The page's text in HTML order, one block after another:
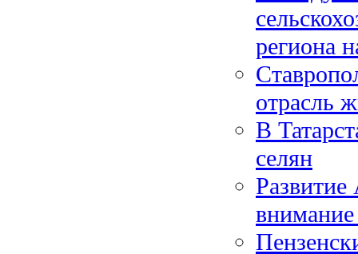
региона
отрасль
В
селян
внимание